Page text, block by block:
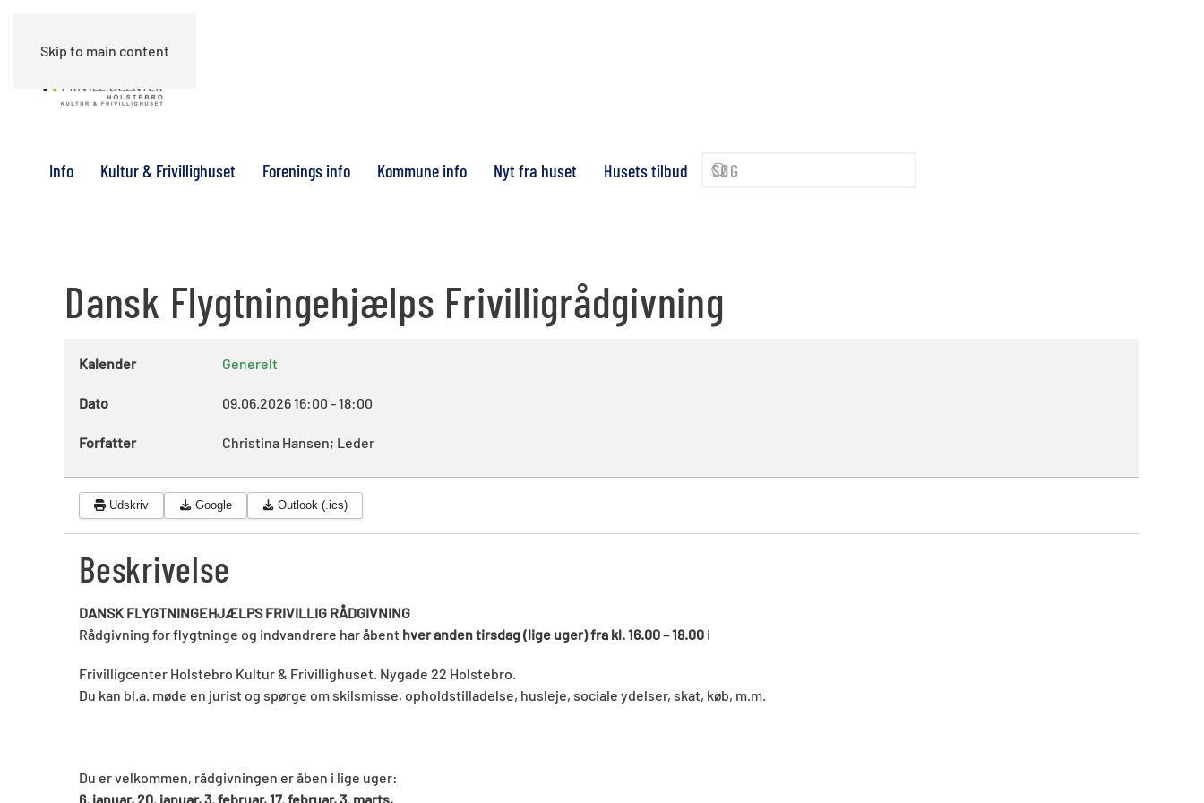
Skip to main content
Info Kultur & Frivillighuset Forenings info Kommune info Nyt fra huset Husets tilbud
Dansk Flygtningehjælps Frivilligrådgivning
Kalender Generelt
Dato 09.06.202616:00 -18:00
Forfatter Christina Hansen; Leder
Udskriv Google Outlook (.ics)
Beskrivelse
DANSK FLYGTNINGEHJÆLPS FRIVILLIG RÅDGIVNING
Rådgivning for flygtninge og indvandrere har åbent hver anden tirsdag (lige uger) fra kl. 16.00 – 18.00 i
Frivilligcenter Holstebro Kultur & Frivillighuset. Nygade 22 Holstebro.
Du kan bl.a. møde en jurist og spørge om skilsmisse, opholdstilladelse, husleje, sociale ydelser, skat, køb, m.m.
Du er velkommen, rådgivningen er åben i lige uger:
6. januar, 20. januar, 3. februar, 17. februar, 3. marts,